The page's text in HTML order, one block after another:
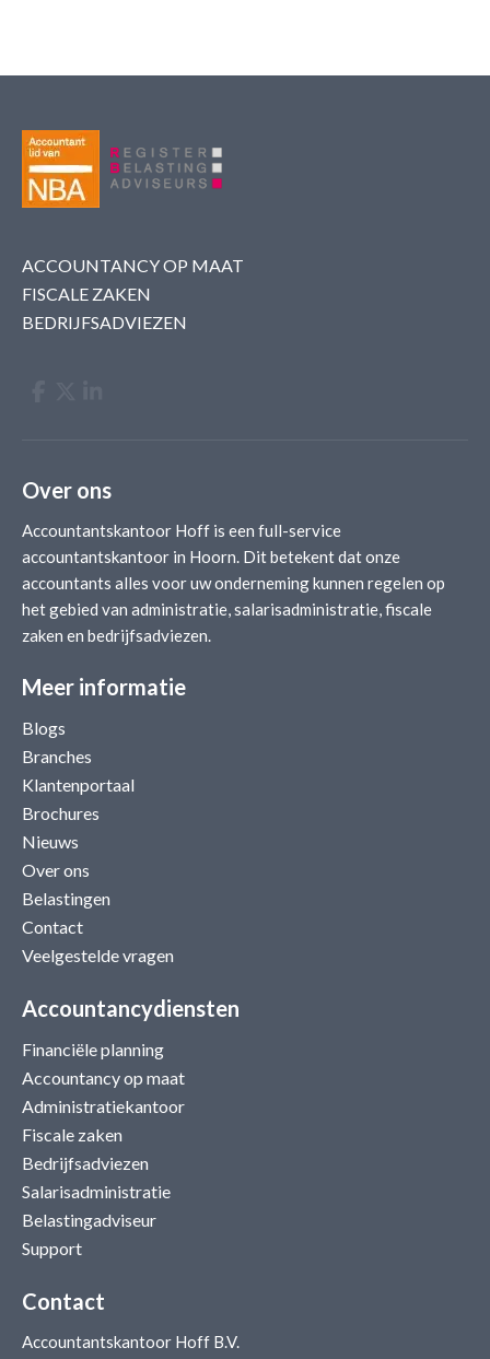
ACCOUNTANCY OP MAAT
FISCALE ZAKEN
BEDRIJFSADVIEZEN
Over ons
Accountantskantoor Hoff is een full-service
accountantskantoor in Hoorn. Dit betekent dat onze
accountants alles voor uw onderneming kunnen regelen op
het gebied van administratie, salarisadministratie, fiscale
zaken en bedrijfsadviezen.
Meer informatie
Blogs
Branches
Klantenportaal
Brochures
Nieuws
Over ons
Belastingen
Contact
Veelgestelde vragen
Accountancydiensten
Financiële planning
Accountancy op maat
Administratiekantoor
Fiscale zaken
Bedrijfsadviezen
Salarisadministratie
Belastingadviseur
Support
Contact
Accountantskantoor Hoff B.V.